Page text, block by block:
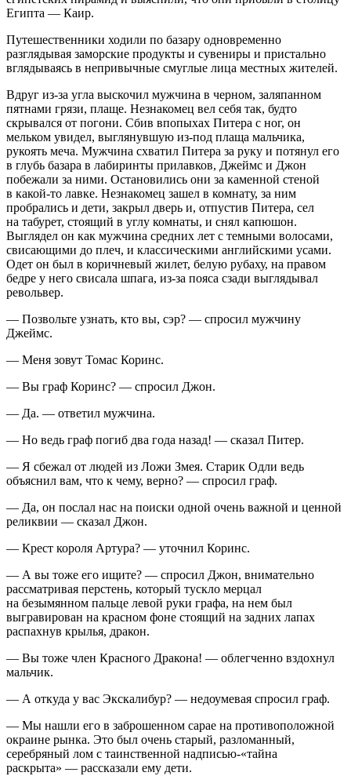
Египта — Каир.
Путешественники ходили по базару одновременно
разглядывая заморские продукты и сувениры и пристально
вглядываясь в непривычные смуглые лица местных жителей.
Вдруг из-за угла выскочил мужчина в черном, заляпанном
пятнами грязи, плаще. Незнакомец вел себя так, будто
скрывался от погони. Сбив впопыхах Питера с ног, он
мельком увидел, выглянувшую из-под плаща мальчика,
рукоять меча. Мужчина схватил Питера за руку и потянул его
в глубь базара в лабиринты прилавков, Джеймс и Джон
побежали за ними. Остановились они за каменной стеной
в какой-то лавке. Незнакомец зашел в комнату, за ним
пробрались и дети, закрыл дверь и, отпустив Питера, сел
на табурет, стоящий в углу комнаты, и снял капюшон.
Выглядел он как мужчина средних лет с темными волосами,
свисающими до плеч, и классическими английскими усами.
Одет он был в коричневый жилет, белую рубаху, на правом
бедре у него свисала шпага, из-за пояса сзади выглядывал
револьвер.
— Позвольте узнать, кто вы, сэр? — спросил мужчину
Джеймс.
— Меня зовут Томас Коринс.
— Вы граф Коринс? — спросил Джон.
— Да. — ответил мужчина.
— Но ведь граф погиб два года назад! — сказал Питер.
— Я сбежал от людей из Ложи Змея. Старик Одли ведь
объяснил вам, что к чему, верно? — спросил граф.
— Да, он послал нас на поиски одной очень важной и ценной
реликвии — сказал Джон.
— Крест короля Артура? — уточнил Коринс.
— А вы тоже его ищите? — спросил Джон, внимательно
рассматривая перстень, который тускло мерцал
на безымянном пальце левой руки графа, на нем был
выгравирован на красном фоне стоящий на задних лапах
распахнув крылья, дракон.
— Вы тоже член Красного Дракона! — облегченно вздохнул
мальчик.
— А откуда у вас Экскалибур? — недоумевая спросил граф.
— Мы нашли его в заброшенном сарае на противоположной
окраине рынка. Это был очень старый, разломанный,
серебряный лом с таинственной надписью-«тайна
раскрыта» — рассказали ему дети.